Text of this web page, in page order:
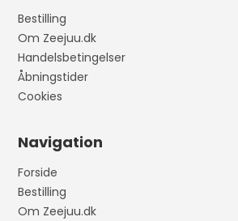
Bestilling
Om Zeejuu.dk
Handelsbetingelser
Åbningstider
Cookies
Navigation
Forside
Bestilling
Om Zeejuu.dk